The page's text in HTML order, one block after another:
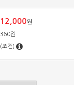
12,000원
360원
(조건)